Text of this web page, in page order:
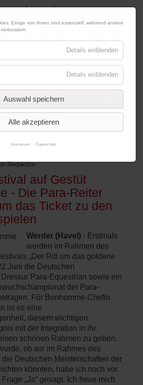
|Kontakt|Datenschutz
Redaktion
auf Gestüt
- Die Para-Reiter
das Ticket zu den
Werder (Havel) - Erstmals
werden im Rahmen des
„Der Ritt um das goldene
die Deutschen
Para-Equestrian sowie ein
der Para-
Für Bonhomme-Chefin
ist es eine
diesem wichtigen
mit der Integration in ihr
schönen Rahmen zu geben.
ob wir im Rahmes des
die Deutschen Meisterschaften der
könnten, habe ich noch vor
„Ja“ gesagt. Ich freue mich
Einige von ihnen sind essenziell, während andere
Details einblenden
Details einblenden
Auswahl speichern
Alle akzeptieren
Impressum Datenschutz